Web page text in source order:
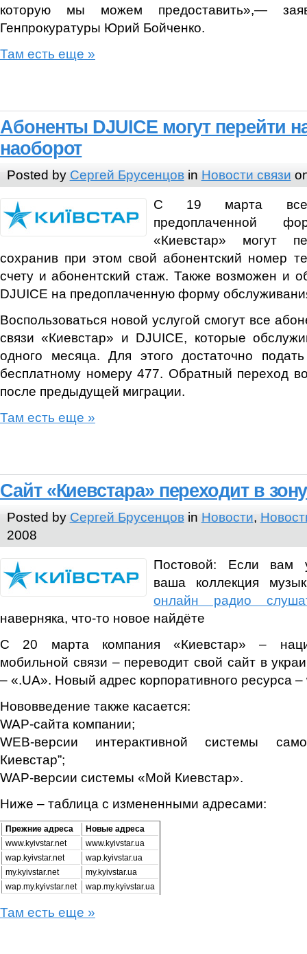
которую мы можем предоставить»,—
Генпрокуратуры Юрий Бойченко.
Там есть еще »
Абоненты DJUICE могут перейти
наоборот
Posted by Сергей Брусенцовin Новости связи
С 19 марта все
предоплаченной
«Киевстар» могут
сохранив при этом свой абонентский номер
счету и абонентский стаж. Также возможен и
DJUICE на предоплаченную форму
Воспользоваться новой услугой смогут все
связи «Киевстар» и DJUICE, которые
одного месяца. Для этого достаточно
бесплатному номеру 477. Обратный переход
после предыдущей миграции.
Там есть еще »
Cайт «Киевстара» переходит в
Posted by Сергей Брусенцовin Новости,
2008
Постовой: Если вам
ваша коллекция
онлайн радио
наверняка, что-то новое найдёте
С 20 марта компания «Киевстар» –
мобильной связи – переводит свой сайт в
– «.UA». Новый адрес корпоративного ресурса
Нововведение также касается:
WAP-сайта компании;
WEB-версии интерактивной системы
Киевстар”;
WAP-версии системы «Мой Киевстар».
Ниже – таблица с измененными адресами:
Прежние адреса
Новые адреса
www.kyivstar.net
www.kyivstar.ua
wap.kyivstar.net
wap.kyivstar.ua
my.kyivstar.net
my.kyivstar.ua
wap.my.kyivstar.net
wap.my.kyivstar.ua
Там есть еще »